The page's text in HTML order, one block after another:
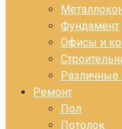
Фундамент
Офисы и
Различные
Ремонт
Пол
Потолок